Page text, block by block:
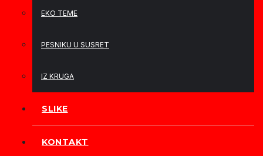
EKO TEME
PESNIKU U SUSRET
IZ KRUGA
SLIKE
KONTAKT